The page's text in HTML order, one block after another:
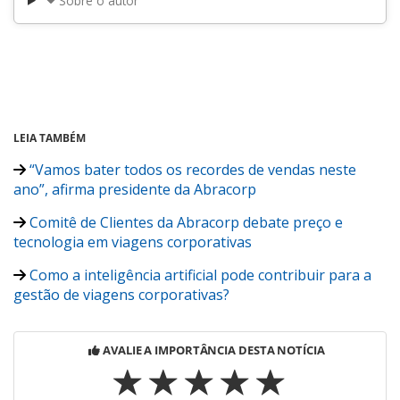
LEIA TAMBÉM
“Vamos bater todos os recordes de vendas neste
ano”, afirma presidente da Abracorp
Comitê de Clientes da Abracorp debate preço e
tecnologia em viagens corporativas
Como a inteligência artificial pode contribuir para a
gestão de viagens corporativas?
AVALIE A IMPORTÂNCIA DESTA NOTÍCIA